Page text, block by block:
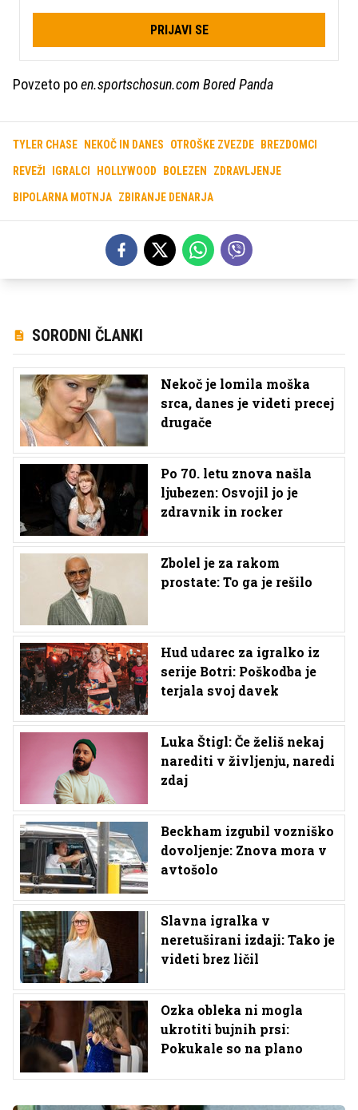
PRIJAVI SE
Povzeto poen.sportschosun.com Bored Panda
TYLER CHASE NEKOČ IN DANES OTROŠKE ZVEZDE BREZDOMCI
REVEŽI IGRALCI HOLLYWOOD BOLEZEN ZDRAVLJENJE
BIPOLARNA MOTNJA ZBIRANJE DENARJA
SORODNI ČLANKI
Nekoč je lomila moška
srca, danes je videti precej
drugače
Po 70. letu znova našla
ljubezen: Osvojil jo je
zdravnik in rocker
Zbolel je za rakom
prostate: To ga je rešilo
Hud udarec za igralko iz
serije Botri: Poškodba je
terjala svoj davek
Luka Štigl: Če želiš nekaj
narediti v življenju, naredi
zdaj
Beckham izgubil vozniško
dovoljenje: Znova mora v
avtošolo
Slavna igralka v
neretuširani izdaji: Tako je
videti brez ličil
Ozka obleka ni mogla
ukrotiti bujnih prsi:
Pokukale so na plano